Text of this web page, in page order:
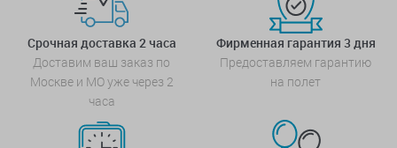
Срочная доставка 2 часа
Доставим ваш заказ по
Москве и МО уже через 2
часа
Фирменная гарантия 3 дня
Предоставляем гарантию
на полет